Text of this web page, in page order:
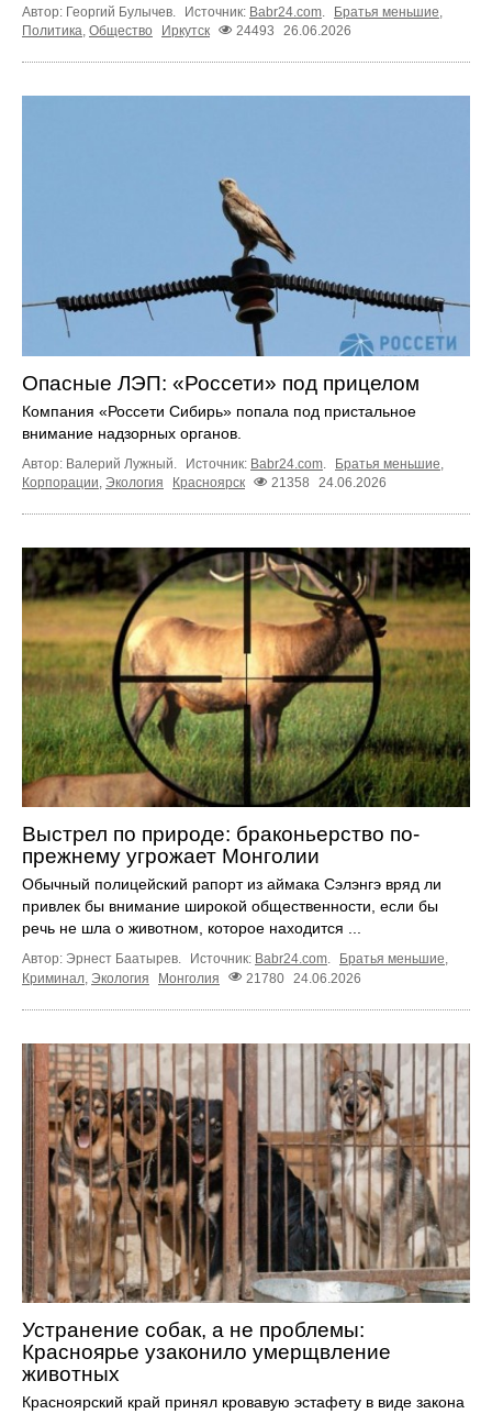
Автор: Георгий Булычев. Источник: Babr24.com. Братья меньшие,
Политика, Общество Иркутск 24493 26.06.2026
Опасные ЛЭП: «Россети» под прицелом
Компания «Россети Сибирь» попала под пристальное
внимание надзорных органов.
Автор: Валерий Лужный. Источник: Babr24.com Братья меньшие
Корпорации Экология Красноярск 21358 24.06.2026
Выстрел по природе: браконьерство по-
прежнему угрожает Монголии
Обычный полицейский рапорт из аймака Сэлэнгэ вряд ли
привлек бы внимание широкой общественности, если бы
речь не шла о животном, которое находится ...
Автор: Эрнест Баатырев. Источник: Babr24.com. Братья меньшие,
Криминал Экология Монголия 21780 24.06.2026
Устранение собак, а не проблемы:
Красноярье узаконило умерщвление
животных
Красноярский край принял кровавую эстафету в виде закона